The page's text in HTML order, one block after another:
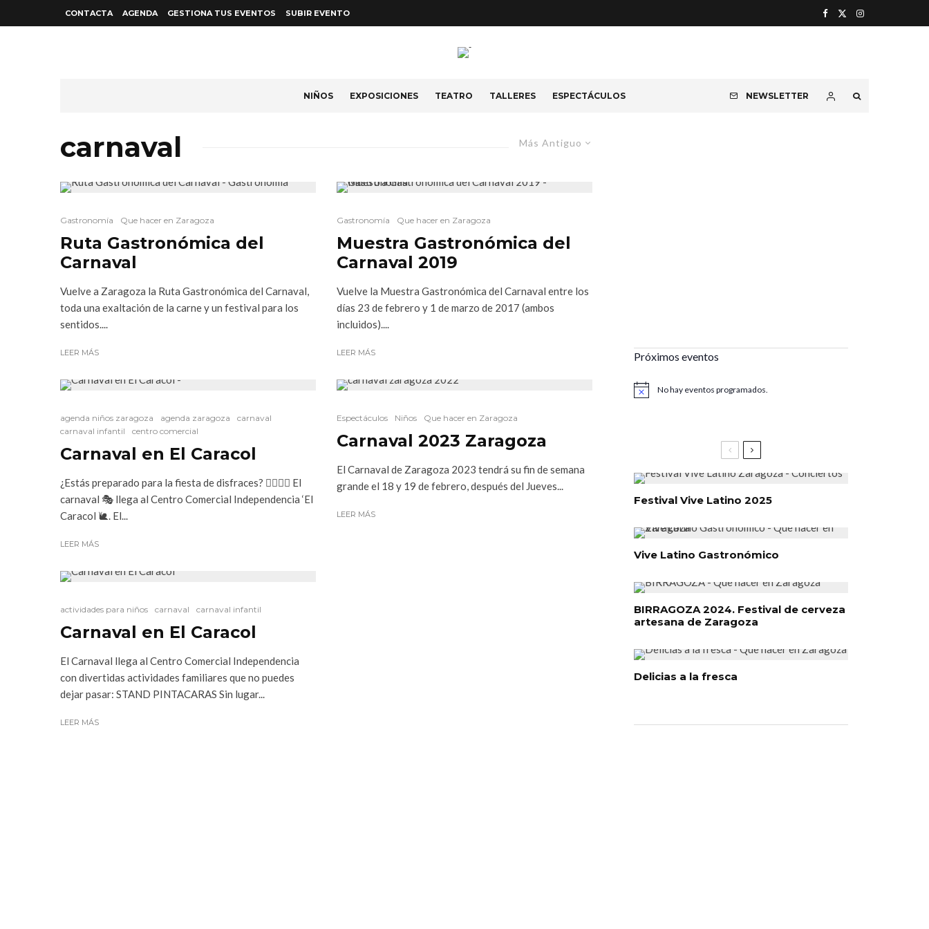
CONTACTA AGENDA GESTIONA TUS EVENTOS SUBIR EVENTO
NIÑOS EXPOSICIONES TEATRO TALLERES ESPECTÁCULOS NEWSLETTER
Más Antiguo
carnaval
Gastronomía Que hacer en Zaragoza
Ruta Gastronómica del
Carnaval
Vuelve a Zaragoza la Ruta Gastronómica del Carnaval,
toda una exaltación de la carne y un festival para los
sentidos....
LEER MÁS
agenda niños zaragoza agenda zaragoza
carnaval
carnaval infantil
centro comercial
Carnaval en El Caracol
¿Estás preparado para la fiesta de disfraces? 🦸‍♂️🦸‍♀️ El
carnaval 🎭 llega al Centro Comercial Independencia ‘El
Caracol 🐌. El...
LEER MÁS
actividades para niños carnaval carnaval infantil
Carnaval en El Caracol
El Carnaval llega al Centro Comercial Independencia
con divertidas actividades familiares que no puedes
dejar pasar: STAND PINTACARAS Sin lugar...
LEER MÁS
Gastronomía Que hacer en Zaragoza
Muestra Gastronómica del
Carnaval 2019
Vuelve la Muestra Gastronómica del Carnaval entre los
días 23 de febrero y 1 de marzo de 2017 (ambos
incluidos)....
LEER MÁS
Espectáculos Niños Que hacer en Zaragoza
Carnaval 2023 Zaragoza
El Carnaval de Zaragoza 2023 tendrá su fin de semana
grande el 18 y 19 de febrero, después del Jueves...
LEER MÁS
Próximos eventos
Aviso No hay eventos programados.
Festival Vive Latino 2025
Vive Latino Gastronómico
BIRRAGOZA 2024. Festival de cerveza
artesana de Zaragoza
Delicias a la fresca